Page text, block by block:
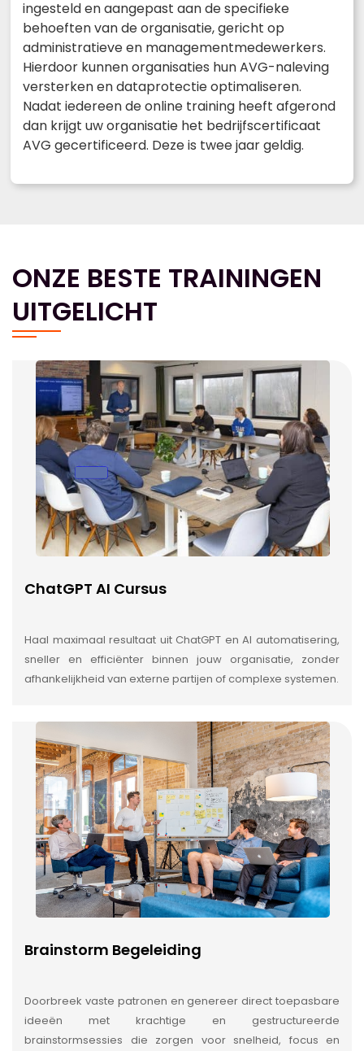
ingesteld en aangepast aan de specifieke
behoeften van de organisatie, gericht op
administratieve en managementmedewerkers.
Hierdoor kunnen organisaties hun AVG-naleving
versterken en dataprotectie optimaliseren.
Nadat iedereen de online training heeft afgerond
dan krijgt uw organisatie het bedrijfscertificaat
AVG gecertificeerd. Deze is twee jaar geldig.
ONZE BESTE TRAININGEN
UITGELICHT
ChatGPT AI Cursus
Haal maximaal resultaat uit ChatGPT en AI automatisering,
sneller en efficiënter binnen jouw organisatie, zonder
afhankelijkheid van externe partijen of complexe systemen.
Brainstorm Begeleiding
Doorbreek vaste patronen en genereer direct toepasbare
ideeën met krachtige en gestructureerde
brainstormsessies die zorgen voor snelheid, focus en